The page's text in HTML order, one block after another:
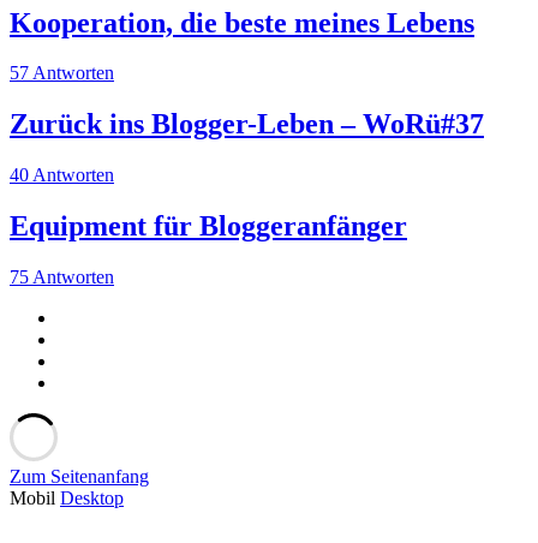
Kooperation, die beste meines Lebens
57 Antworten
Zurück ins Blogger-Leben – WoRü#37
40 Antworten
Equipment für Bloggeranfänger
75 Antworten
Zum Seitenanfang
Mobil Desktop